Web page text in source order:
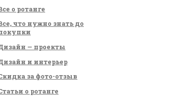
о ротанге
что нужно знать до
— проекты
и интерьер
за фото-отзыв
о ротанге